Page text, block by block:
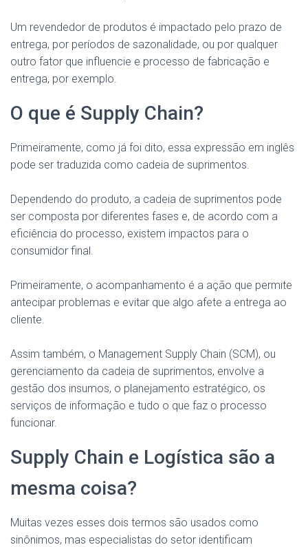
Um revendedor de produtos é impactado pelo prazo de
entrega, por períodos de sazonalidade, ou por qualquer
outro fator que influencie e processo de fabricação e
entrega, por exemplo.
O que é Supply Chain?
Primeiramente, como já foi dito, essa expressão em inglês
pode ser traduzida como cadeia de suprimentos.
Dependendo do produto, a cadeia de suprimentos pode
ser composta por diferentes fases e, de acordo com a
eficiência do processo, existem impactos para o
consumidor final.
Primeiramente, o acompanhamento é a ação que permite
antecipar problemas e evitar que algo afete a entrega ao
cliente.
Assim também, o Management Supply Chain (SCM), ou
gerenciamento da cadeia de suprimentos, envolve a
gestão dos insumos, o planejamento estratégico, os
serviços de informação e tudo o que faz o processo
funcionar.
Supply Chain e Logística são a
mesma coisa?
Muitas vezes esses dois termos são usados como
sinônimos, mas especialistas do setor identificam